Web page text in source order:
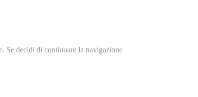
Se decidi di continuare la navigazione